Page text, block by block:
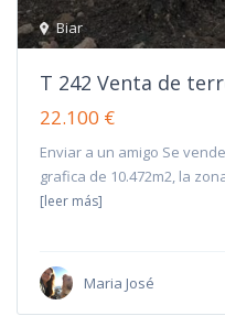
Biar
T 242 Venta de
22.100 €
Enviar a un amigo Se
grafica de 10.472m2, la
[leer más]
Maria José